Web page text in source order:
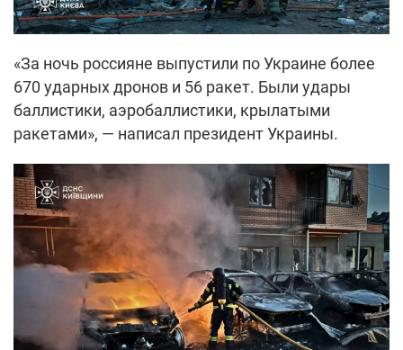
«За ночь россияне выпустили по Украине более
670 ударных дронов и 56 ракет. Были удары
баллистики, аэробаллистики, крылатыми
ракетами», — написал президент Украины.